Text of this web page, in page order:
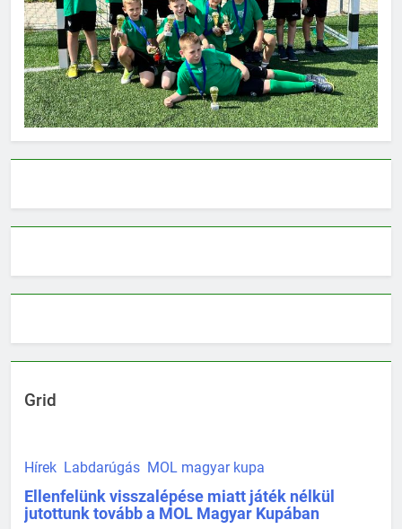
Grid
Hírek Labdarúgás MOL magyar kupa
Ellenfelünk visszalépése miatt játék nélkül
jutottunk tovább a MOL Magyar Kupában